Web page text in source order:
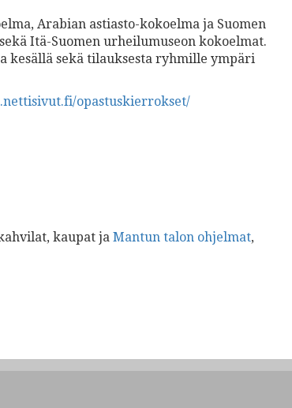
Arabian astiasto-kokoelma ja Suomen
Itä-Suomen urheilumuseon kokoelmat.
kesällä sekä tilauksesta ryhmille ympäri
opastuskierrokset/
kaupat ja Mantun talon ohjelmat,